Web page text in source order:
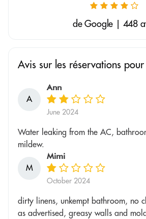
de Google | 448
Avis sur les réservations
A
Ann
June 2024
Water leaking from the AC,
mildew.
M
Mimi
October 2024
dirty linens, unkempt bathroom, no
as advertised, greasy walls and